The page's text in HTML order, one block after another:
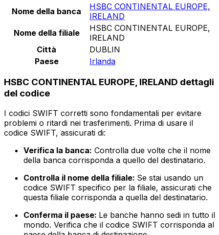
Nome della banca
HSBC CONTINENTAL EUROPE,
IRELAND
Nome della filiale
HSBC CONTINENTAL EUROPE,
IRELAND
Città
DUBLIN
Paese
Irlanda
HSBC CONTINENTAL EUROPE, IRELAND dettagli
del codice
I codici SWIFT corretti sono fondamentali per evitare
problemi o ritardi nei trasferimenti. Prima di usare il
codice SWIFT, assicurati di:
Verifica la banca: Controlla due volte che il nome
della banca corrisponda a quello del destinatario.
Controlla il nome della filiale: Se stai usando un
codice SWIFT specifico per la filiale, assicurati che
questa filiale corrisponda a quella del destinatario.
Conferma il paese: Le banche hanno sedi in tutto il
mondo. Verifica che il codice SWIFT corrisponda al